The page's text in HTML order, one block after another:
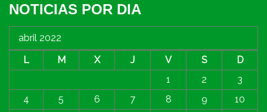
NOTICIAS POR DIA
abril 2022
L
M X J V S
D
1
2
3
4
5 6 7 8 9
10